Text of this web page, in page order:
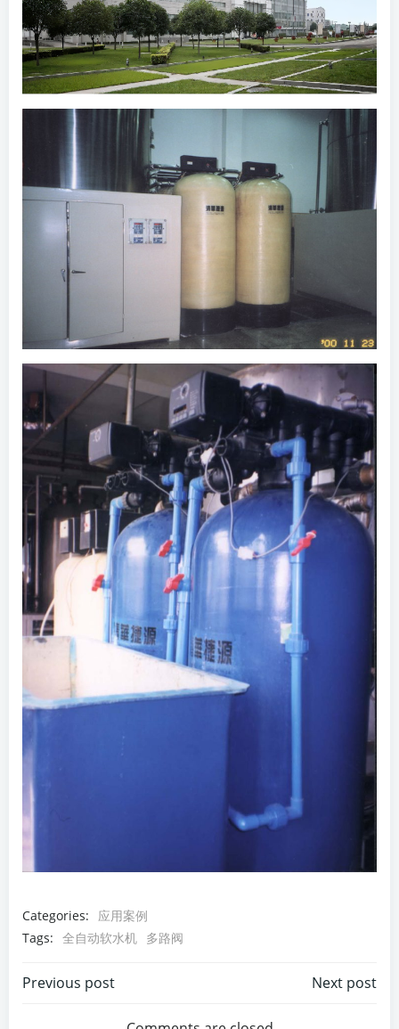
Categories:
应用案例
Tags: 全自动软水机 多路阀
文
Previous post Next post